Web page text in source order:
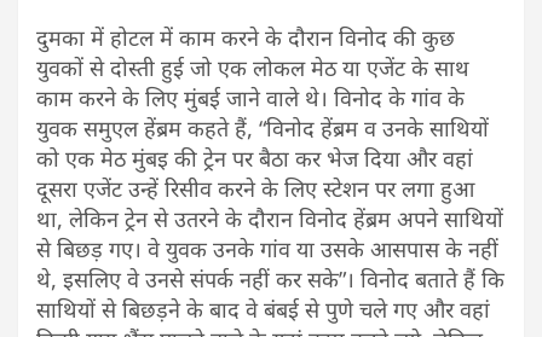
दुमका में होटल में काम करने के दौरान विनोद की कुछ
युवकों से दोस्ती हुई जो एक लोकल मेठ या एजेंट के साथ
काम करने के लिए मुंबई जाने वाले थे। विनोद के गांव के
युवक समुएल हेंब्रम कहते हैं, “विनोद हेंब्रम व उनके साथियों
को एक मेठ मुंबइ की ट्रेन पर बैठा कर भेज दिया और वहां
दूसरा एजेंट उन्हें रिसीव करने के लिए स्टेशन पर लगा हुआ
था, लेकिन ट्रेन से उतरने के दौरान विनोद हेंब्रम अपने साथियों
से बिछड़ गए। वे युवक उनके गांव या उसके आसपास के नहीं
थे, इसलिए वे उनसे संपर्क नहीं कर सके”। विनोद बताते हैं कि
साथियों से बिछड़ने के बाद वे बंबई से पुणे चले गए और वहां